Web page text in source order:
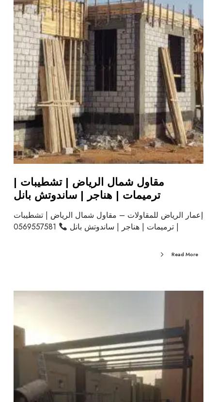
مقاول شمال الرياض | تشطيبات |
ترميمات | هناجر | ساندوتش بانل
إعمار الرياض للمقاولات – مقاول شمال الرياض | تشطيبات
| ترميمات | هناجر | ساندوتش بانل
Read More